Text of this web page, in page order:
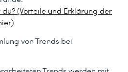
(Vorteile und Erklärung der
von Trends bei